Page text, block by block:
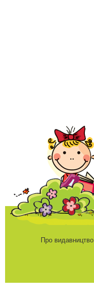
Про видавництво